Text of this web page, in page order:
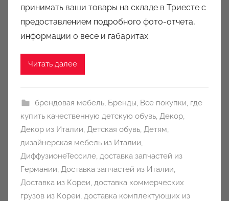
u
k
c
принимать ваши товары на складе в Триесте с
предоставлением подробного фото-отчета,
информации о весе и габаритах.
Читать далее
брендовая мебель, Бренды Все покупки где
купить качественную детскую обувь Декор
Декор из Италии Детская обувь Детям
дизайнерская мебель из Италии
ДиффузионеТессиле доставка запчастей из
Германии Доставка запчастей из Италии
Доставка из Кореи доставка коммерческих
грузов из Кореи доставка комплектующих из